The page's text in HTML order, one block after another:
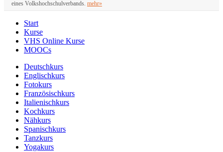
eines Volkshochschulverbands. mehr»
Start
Kurse
VHS Online Kurse
MOOCs
Deutschkurs
Englischkurs
Fotokurs
Französischkurs
Italienischkurs
Kochkurs
Nähkurs
Spanischkurs
Tanzkurs
Yogakurs